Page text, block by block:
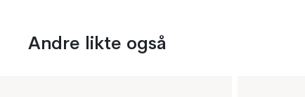
Andre likte også